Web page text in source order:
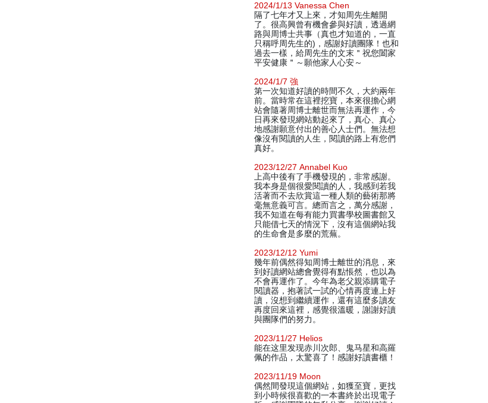
2024/1/13 Vanessa Chen
隔了七年才又上來，才知周先生離開
了。很高興曾有機會參與好讀，透過網
路與周博士共事（真也才知道的，一直
只稱呼周先生的)，感謝好讀團隊！也和
過去一樣，給周先生的文末＂祝您闔家
平安健康＂～願他家人心安～
2024/1/7 強
第一次知道好讀的時間不久，大約兩年
前。當時常在這裡挖寶，本來很擔心網
站會隨著周博士離世而無法再運作，今
日再來發現網站動起來了，真心、真心
地感謝願意付出的善心人士們。無法想
像沒有閱讀的人生，閱讀的路上有您們
真好。
2023/12/27 Annabel Kuo
上高中後有了手機發現的，非常感謝。
我本身是個很愛閱讀的人，我感到若我
活著而不去欣賞這一種人類的藝術那將
毫無意義可言。總而言之，萬分感謝，
我不知道在每有能力買書學校圖書館又
只能借七天的情況下，沒有這個網站我
的生命會是多麼的荒蕪。
2023/12/12 Yumi
幾年前偶然得知周博士離世的消息，來
到好讀網站總會覺得有點悵然，也以為
不會再運作了。今年為老父親添購電子
閱讀器，抱著試一試的心情再度連上好
讀，沒想到繼續運作，還有這麼多讀友
再度回來這裡，感覺很溫暖，謝謝好讀
與團隊們的努力。
2023/11/27 Helios
能在这里发现赤川次郎、鬼马星和高羅
佩的作品，太驚喜了！感謝好讀書櫃！
2023/11/19 Moon
偶然間發現這個網站，如獲至寶，更找
到小時候很喜歡的一本書終於出現電子